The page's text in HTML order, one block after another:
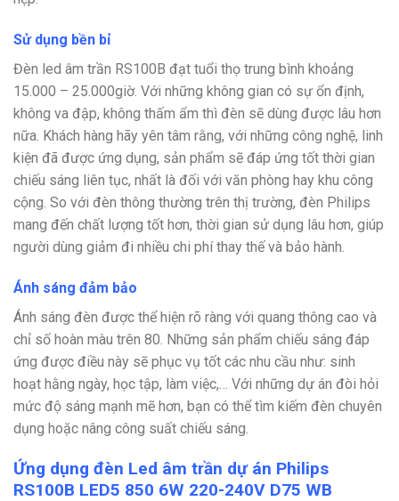
Sử dụng bền bỉ
Đèn led âm trần RS100B đạt tuổi thọ trung bình khoảng
15.000 – 25.000giờ. Với những không gian có sự ổn định,
không va đập, không thấm ẩm thì đèn sẽ dùng được lâu hơn
nữa. Khách hàng hãy yên tâm rằng, với những công nghệ, linh
kiện đã được ứng dụng, sản phẩm sẽ đáp ứng tốt thời gian
chiếu sáng liên tục, nhất là đối với văn phòng hay khu công
cộng. So với đèn thông thường trên thị trường, đèn Philips
mang đến chất lượng tốt hơn, thời gian sử dụng lâu hơn, giúp
người dùng giảm đi nhiều chi phí thay thế và bảo hành.
Ánh sáng đảm bảo
Ánh sáng đèn được thể hiện rõ ràng với quang thông cao và
chỉ số hoàn màu trên 80. Những sản phẩm chiếu sáng đáp
ứng được điều này sẽ phục vụ tốt các nhu cầu như: sinh
hoạt hằng ngày, học tập, làm việc,… Với những dự án đòi hỏi
mức độ sáng mạnh mẽ hơn, bạn có thể tìm kiếm đèn chuyên
dụng hoặc nâng công suất chiếu sáng.
Ứng dụng đèn Led âm trần dự án Philips
RS100B LED5 850 6W 220-240V D75 WB